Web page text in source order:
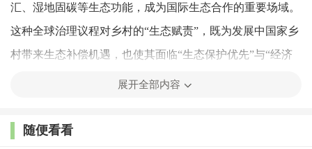
汇、湿地固碳等生态功能，成为国际生态合作的重要场域。
这种全球治理议程对乡村的“生态赋责”，既为发展中国家乡
村带来生态补偿机遇，也使其面临“生态保护优先”与“经济
发展追赶”的双重压力。
重构城乡发展格局的制度杠杆。在实施乡村振兴战略中，明
展开全部内容
随便看看